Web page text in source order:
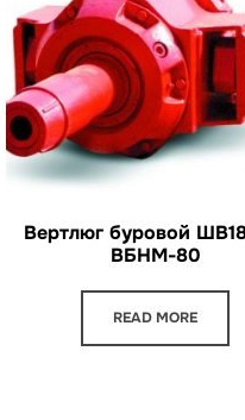
Вертлюг буровой
ВБНМ-80
READ MORE